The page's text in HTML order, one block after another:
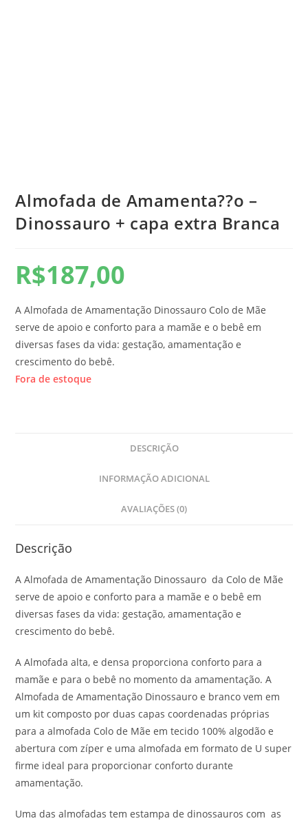
Almofada de Amamenta??o –
Dinossauro + capa extra Branca
R$187,00
A Almofada de Amamentação Dinossauro Colo de Mãe
serve de apoio e conforto para a mamãe e o bebê em
diversas fases da vida: gestação, amamentação e
crescimento do bebê.
Fora de estoque
DESCRIÇÃO
INFORMAÇÃO ADICIONAL
AVALIAÇÕES (0)
Descrição
A Almofada de Amamentação Dinossauro da Colo de Mãe
serve de apoio e conforto para a mamãe e o bebê em
diversas fases da vida: gestação, amamentação e
crescimento do bebê.
A Almofada alta, e densa proporciona conforto para a
mamãe e para o bebê no momento da amamentação. A
Almofada de Amamentação Dinossauro e branco vem em
um kit composto por duas capas coordenadas próprias
para a almofada Colo de Mãe em tecido 100% algodão e
abertura com zíper e uma almofada em formato de U super
firme ideal para proporcionar conforto durante
amamentação.
Uma das almofadas tem estampa de dinossauros com as